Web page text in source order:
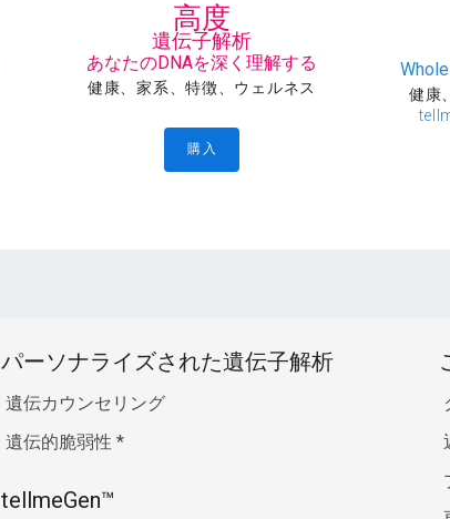
高度
遺伝子解析
あなたのDNAを深く理解する
健康、家系、特徴、ウェルネス
購入
健康
パーソナライズされた遺伝子解析
遺伝カウンセリング
遺伝的脆弱性 *
tellmeGen™